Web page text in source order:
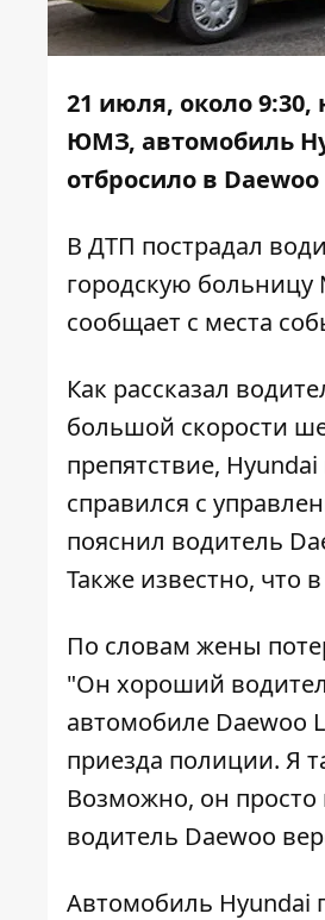
21 июля, около
ЮМЗ, автомобиль
отбросило в
В ДТП пострадал
городскую больницу
сообщает с места
Как рассказал
большой скорости
препятствие,
справился с
пояснил водитель
Также известно, что
По словам жены
"Он хороший
автомобиле Daewoo
приезда полиции. Я
Возможно, он просто
водитель Daewoo
Автомобиль Hyundai